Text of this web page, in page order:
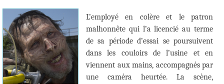
L’employé en colère et le patron
malhonnête qui l’a licencié au terme
de sa période d’essai se poursuivent
dans les couloirs de l’usine et en
viennent aux mains, accompagnés par
une caméra heurtée. La scène,